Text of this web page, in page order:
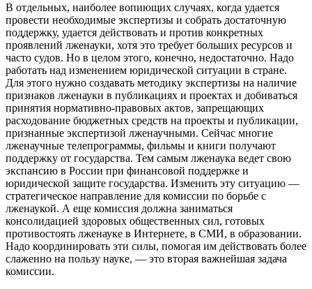
В отдельных, наиболее вопиющих случаях, когда удается
провести необходимые экспертизы и собрать достаточную
поддержку, удается действовать и против конкретных
проявлений лженауки, хотя это требует больших ресурсов и
часто судов. Но в целом этого, конечно, недостаточно. Надо
работать над изменением юридической ситуации в стране.
Для этого нужно создавать методику экспертизы на наличие
признаков лженауки в публикациях и проектах и добиваться
принятия нормативно-правовых актов, запрещающих
расходование бюджетных средств на проекты и публикации,
признанные экспертизой лженаучными. Сейчас многие
лженаучные телепрограммы, фильмы и книги получают
поддержку от государства. Тем самым лженаука ведет свою
экспансию в России при финансовой поддержке и
юридической защите государства. Изменить эту ситуацию —
стратегическое направление для комиссии по борьбе с
лженаукой. А еще комиссия должна заниматься
консолидацией здоровых общественных сил, готовых
противостоять лженауке в Интернете, в СМИ, в образовании.
Надо координировать эти силы, помогая им действовать более
слаженно на пользу науке, — это вторая важнейшая задача
комиссии.